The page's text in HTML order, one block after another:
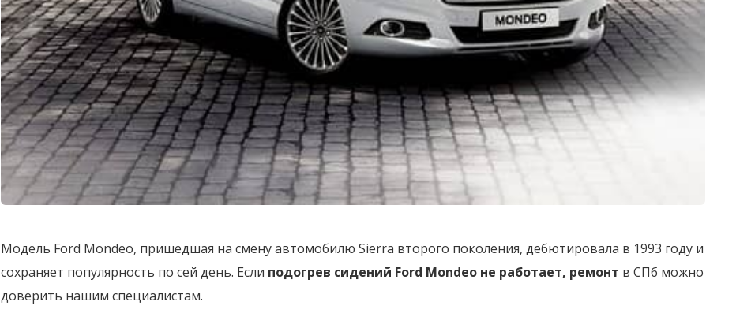
Модель Ford Mondeo, пришедшая на смену автомобилю Sierra второго поколения, дебютировала в 1993 году и
сохраняет популярность по сей день. Если подогрев сидений Ford Mondeo не работает, ремонт в СПб можно
доверить нашим специалистам.